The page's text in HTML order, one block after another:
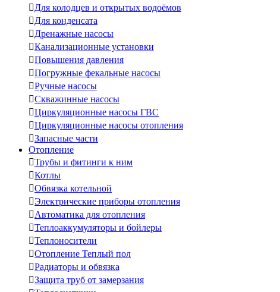
Для колодцев и открытых водоёмов
Для конденсата
Дренажные насосы
Канализационные установки
Повышения давления
Погружные фекальные насосы
Ручные насосы
Скважинные насосы
Циркуляционные насосы ГВС
Циркуляционные насосы отопления
Запасные части
Отопление
Трубы и фитинги к ним
Котлы
Обвязка котельной
Электрические приборы отопления
Автоматика для отопления
Теплоаккумуляторы и бойлеры
Теплоносители
Отопление Теплый пол
Радиаторы и обвязка
Защита труб от замерзания